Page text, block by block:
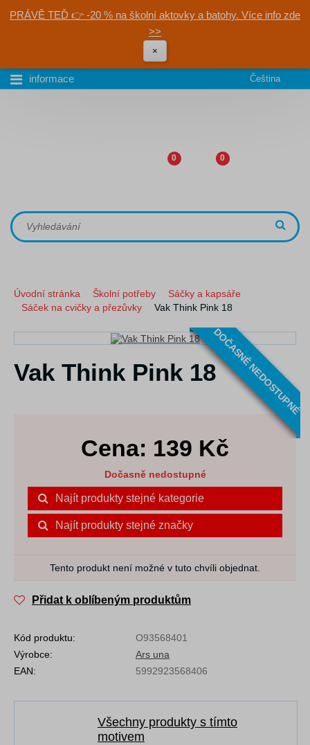
PRÁVĚ TEĎ 👉 -20 % na školní aktovky a batohy. Více info zde
>>
×
informace Čeština
0 0
Úvodní stránka Školní potřeby
Sáčky a kapsáře
Sáček na cvičky a přezůvky
Vak Think Pink 18
DOČASNĚ NEDOSTUPNÉ
Vak Think Pink 18
Cena: 139 Kč
Dočasně nedostupné
Najít produkty stejné kategorie
Najít produkty stejné značky
Tento produkt není možné v tuto chvíli objednat.
Přidat k oblíbeným produktům
Kód produktu:
O93568401
Výrobce:
Ars una
EAN:
5992923568406
Všechny produkty s tímto
motivem